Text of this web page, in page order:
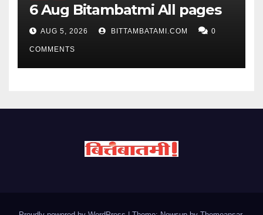
6 Aug Bitambatmi All pages
AUG 5, 2026 BITTAMBATAMI.COM 0
COMMENTS